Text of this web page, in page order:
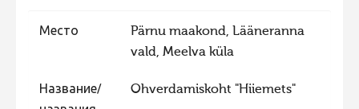
Фотоконкурс 2021
Фотоконкурс 2020
Место
Pärnu maakond, Lääneranna
vald, Meelva küla
Название/
Ohverdamiskoht "Hiiemets"